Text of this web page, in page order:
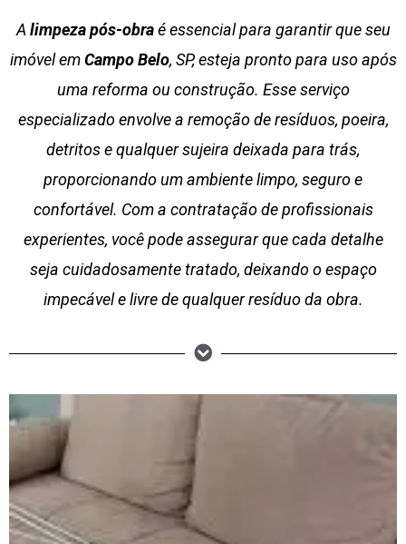
A limpeza pós-obraé essencial para garantir que seu
imóvel emCampo Belo, SP, esteja pronto para uso após
uma reforma ou construção. Esse serviço
especializado envolve a remoção de resíduos, poeira,
detritos e qualquer sujeira deixada para trás,
proporcionando um ambiente limpo, seguro e
confortável. Com a contratação de profissionais
experientes, você pode assegurar que cada detalhe
seja cuidadosamente tratado, deixando o espaço
impecável e livre de qualquer resíduo da obra.